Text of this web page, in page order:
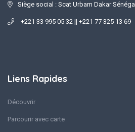
Siège social : Scat Urbam Dakar Sénégal
+221 33 995 05 32 || +221 77 325 13 69
Liens Rapides
Découvrir
Parcourir avec carte